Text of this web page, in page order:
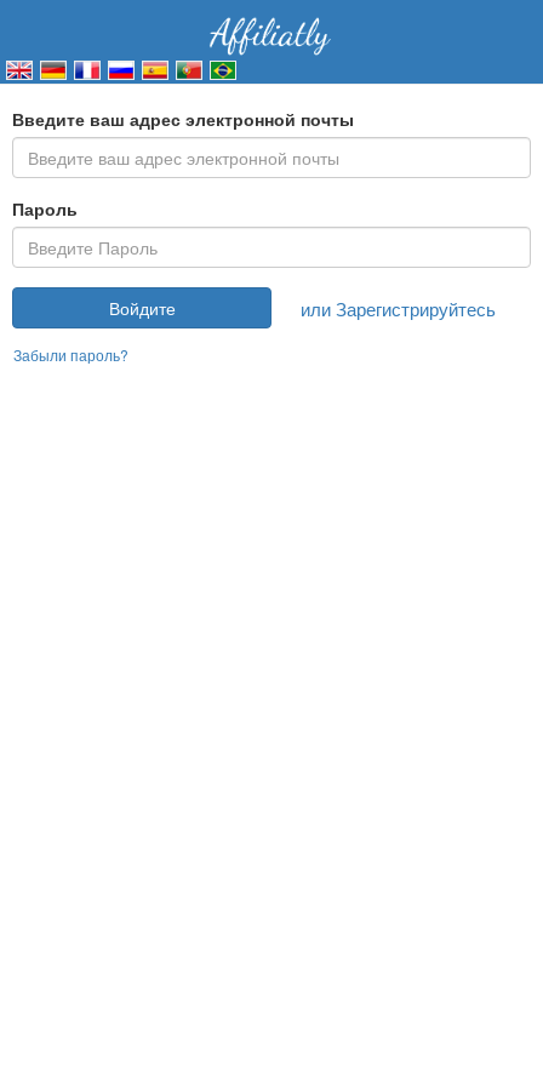
Введите ваш адрес электронной почты
Пароль
Войдите или Зарегистрируйтесь
Забыли пароль?